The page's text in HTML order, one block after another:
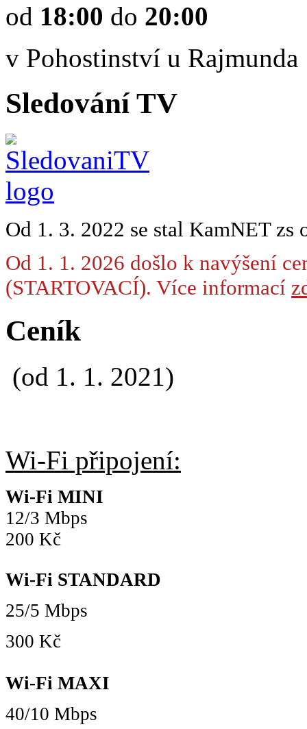
od 18:00 do 20:00
v Pohostinství u Rajmunda
Sledování TV
Od 1. 3. 2022 se stal KamNET
Od 1. 1. 2026 došlo k navýšení
(STARTOVACÍ). Více informací
Ceník
(od 1. 1. 2021)
Wi-Fi připojení:
Wi-Fi MINI
12/3 Mbps
200 Kč
Wi-Fi STANDARD
25/5 Mbps
300 Kč
Wi-Fi MAXI
40/10 Mbps